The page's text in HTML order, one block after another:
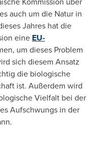
auch um die Natur in
Jahres hat die
eine EU-
um dieses Problem
sich diesem Ansatz
die biologische
ist. Außerdem wird
Vielfalt bei der
Aufschwungs in der